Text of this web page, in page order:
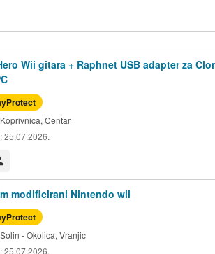
Wii gitara + Raphnet USB adapter za
Koprivnica, Centar
25.07.2026.
modificirani Nintendo wii
Solin - Okolica, Vranjic
25.07.2026.